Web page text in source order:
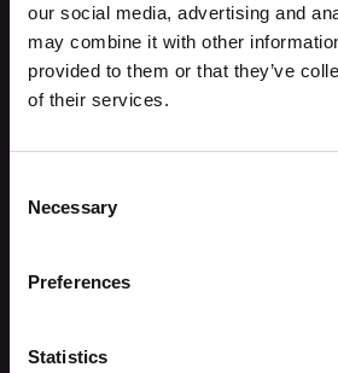
our social media, advertising and
may combine it with other
provided to them or that they’ve
of their services.
Selection
Necessary
Preferences
Statistics
Aiki-Budo Sport /
Dennenlaan 28
info@aiki-